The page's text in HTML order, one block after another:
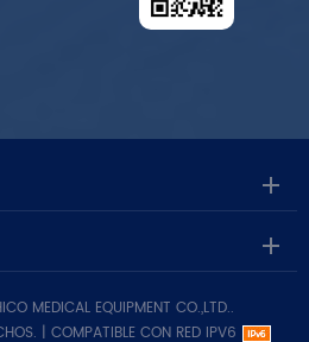
MEDICAL EQUIPMENT CO.,LTD..
| COMPATIBLE CON RED IPV6